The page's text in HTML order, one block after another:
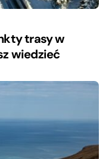
trasy w
wiedzieć